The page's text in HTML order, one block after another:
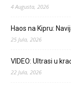
4 Augusta, 2026
Haos na Kipru:
25 Jula, 2026
VIDEO: Ultrasi u
22 Jula, 2026